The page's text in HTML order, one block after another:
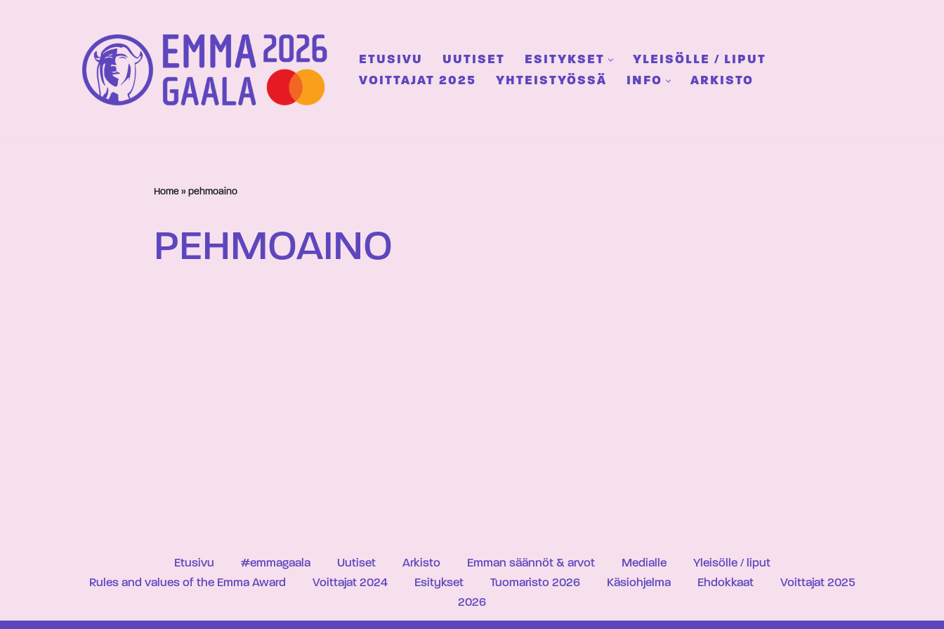
ETUSIVU UUTISET ESITYKSET
YLEISÖLLE / LIPUT
VOITTAJAT 2025
YHTEISTYÖSSÄ INFO ARKISTO
Home » pehmoaino
PEHMOAINO
Etusivu #emmagaala Uutiset Arkisto Emman säännöt & arvot Medialle
Yleisölle / liput
Rules and values of the Emma Award
Voittajat 2024 Esitykset Tuomaristo 2026 Käsiohjelma Ehdokkaat
Voittajat 2025
2026